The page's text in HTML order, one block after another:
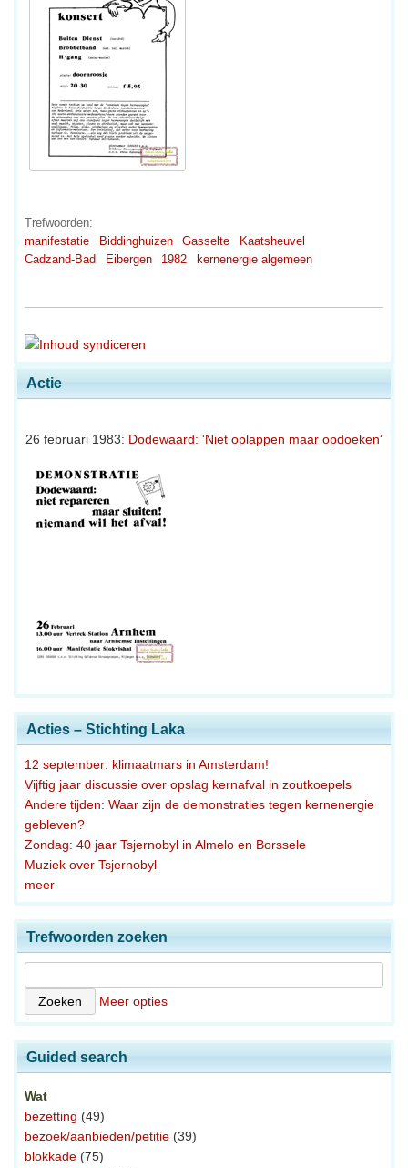
Actie
26 februari 1983: Dodewaard: 'Niet oplappen maar opdoeken'
Acties – Stichting Laka
12 september: klimaatmars in Amsterdam!
Vijftig jaar discussie over opslag kernafval in zoutkoepels
Andere tijden: Waar zijn de demonstraties tegen kernenergie
gebleven?
Zondag: 40 jaar Tsjernobyl in Almelo en Borssele
Muziek over Tsjernobyl
meer
Trefwoorden:
manifestatie
Biddinghuizen Gasselte
Kaatsheuvel
Cadzand-Bad
Eibergen 1982 kernenergie algemeen
Trefwoorden zoeken
Meer opties
Guided search
Wat
bezetting (49)
bezoek/aanbieden/petitie (39)
blokkade (75)